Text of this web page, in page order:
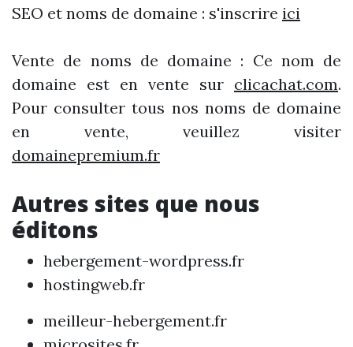
SEO et noms de domaine : s'inscrire ici
Vente de noms de domaine : Ce nom de
domaine est en vente sur clicachat.com.
Pour consulter tous nos noms de domaine
en vente, veuillez visiter
domainepremium.fr
Autres sites que nous
éditons
hebergement-wordpress.fr
hostingweb.fr
meilleur-hebergement.fr